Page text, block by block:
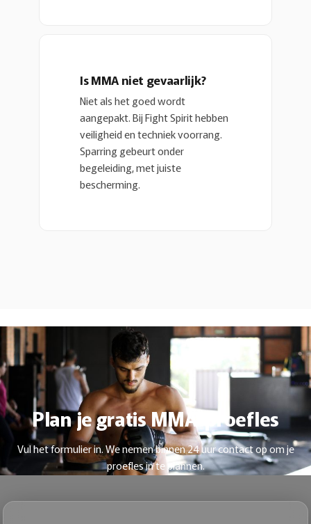
Is MMA niet gevaarlijk?
Niet als het goed wordt
aangepakt. Bij Fight Spirit hebben
veiligheid en techniek voorrang.
Sparring gebeurt onder
begeleiding, met juiste
bescherming.
Plan je gratis MMA-proefles
Vul het formulier in. We nemen binnen 24 uur contact op om je
proefles in te plannen.